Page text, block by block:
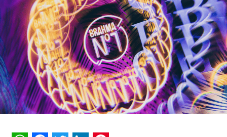
milhões de interações, alcançando uma taxa de retenção
interna de 90% e índice de resolutividade de 87% nos
atendimentos.
Além da b.ia, o Meu Bradesco engloba ferramentas como
o E-agro — plataforma digital direcionada a produtores
rurais — e sistemas de recomendação de investimentos
suportados porGenAI(Inteligência Artificial Generativa),
que fornecem assessoria financeira automatizada e